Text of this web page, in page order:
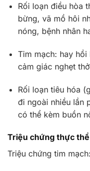
Rối loạn điều hòa
bừng, vã mồ hôi
nóng, bệnh nhân
Tim mạch: hay
cảm giác nghẹt
Rối loạn tiêu hóa
đi ngoài nhiều lần
có thể kèm buồn
Triệu chứng thực
Triệu chứng tim mạch: